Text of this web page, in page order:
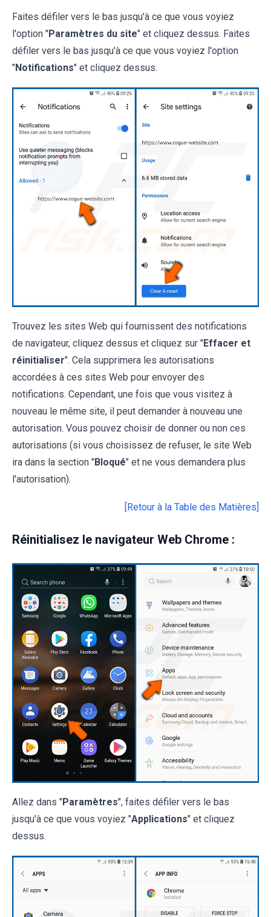
Faites défiler vers le bas jusqu'à ce que vous voyiez
l'option "Paramètres du site" et cliquez dessus. Faites
défiler vers le bas jusqu'à ce que vous voyiez l'option
"Notifications" et cliquez dessus.
Trouvez les sites Web qui fournissent des notifications
de navigateur, cliquez dessus et cliquez sur "Effacer et
réinitialiser". Cela supprimera les autorisations
accordées à ces sites Web pour envoyer des
notifications. Cependant, une fois que vous visitez à
nouveau le même site, il peut demander à nouveau une
autorisation. Vous pouvez choisir de donner ou non ces
autorisations (si vous choisissez de refuser, le site Web
ira dans la section "Bloqué" et ne vous demandera plus
l'autorisation).
[Retour à la Table des Matières]
Réinitialisez le navigateur Web Chrome :
Allez dans "Paramètres", faites défiler vers le bas
jusqu'à ce que vous voyiez "Applications" et cliquez
dessus.